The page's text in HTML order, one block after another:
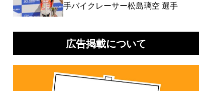
手バイクレーサー松島璃空 選手
広告掲載について